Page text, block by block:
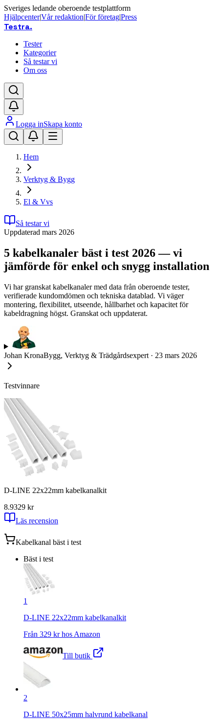
Sveriges ledande oberoende testplattform
Hjälpcenter|Vår redaktion|För företag|Press
Testra.
Tester
Kategorier
Så testar vi
Om oss
Logga inSkapa konto
Hem
Verktyg & Bygg
El & Vvs
Så testar vi
Uppdaterad mars 2026
5 kabelkanaler bäst i test 2026 — vi
jämförde för enkel och snygg installation
Vi har granskat kabelkanaler med data från oberoende tester,
verifierade kundomdömen och tekniska datablad. Vi väger
montering, flexibilitet, utseende, hållbarhet och kapacitet för
kabeldragning högst. Granskat och uppdaterat.
Johan KronaBygg, Verktyg & Trädgårdsexpert · 23 mars 2026
Testvinnare
D-LINE 22x22mm kabelkanalkit
8.9329 kr
Läs recension
Kabelkanal bäst i test
Bäst i test
1
D-LINE 22x22mm kabelkanalkit
Från 329 kr hos Amazon
Till butik
2
D-LINE 50x25mm halvrund kabelkanal